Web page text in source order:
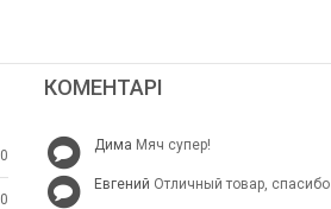
КОМЕНТАРІ
Дима Мяч супер!
Евгений Отличный товар, спасибо